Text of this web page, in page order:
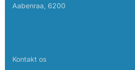
Aabenraa, 6200
Kontakt os